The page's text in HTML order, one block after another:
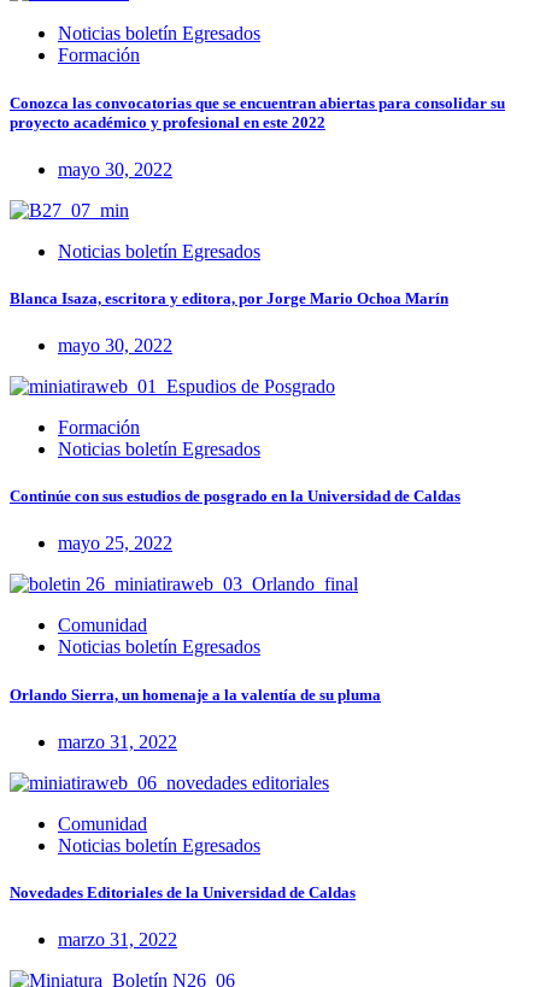
Noticias boletín Egresados
Formación
Conozca las convocatorias que se encuentran abiertas para consolidar su
proyecto académico y profesional en este 2022
mayo 30, 2022
Noticias boletín Egresados
Blanca Isaza, escritora y editora, por Jorge Mario Ochoa Marín
mayo 30, 2022
Formación
Noticias boletín Egresados
Continúe con sus estudios de posgrado en la Universidad de Caldas
mayo 25, 2022
Comunidad
Noticias boletín Egresados
Orlando Sierra, un homenaje a la valentía de su pluma
marzo 31, 2022
Comunidad
Noticias boletín Egresados
Novedades Editoriales de la Universidad de Caldas
marzo 31, 2022